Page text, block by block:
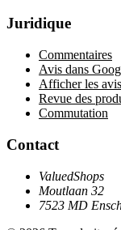
Juridique
Commentaires
Avis dans
Afficher les
Revue des
Commutation
Contact
ValuedShops
Moutlaan 32
7523 MD